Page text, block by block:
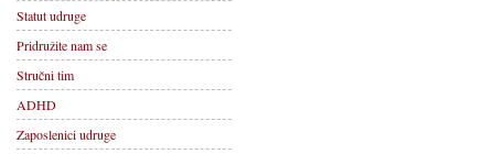
Statut udruge
Pridružite nam se
Stručni tim
ADHD
Zaposlenici udruge